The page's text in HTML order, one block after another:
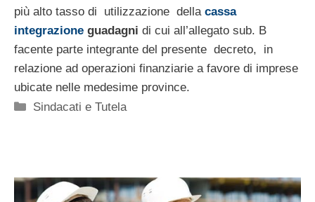
più alto tasso di utilizzazione della cassa
integrazione guadagni di cui all’allegato sub. B
facente parte integrante del presente decreto, in
relazione ad operazioni finanziarie a favore di imprese
ubicate nelle medesime province.
Categorie
Sindacati e Tutela